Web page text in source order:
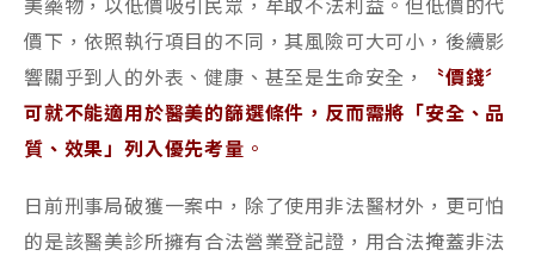
美藥物，以低價吸引民眾，牟取不法利益。但低價的代
價下，依照執行項目的不同，其風險可大可小，後續影
響關乎到人的外表、健康、甚至是生命安全，
〝價錢〞
可就不能適用於醫美的篩選條件，反而需將「安全、品
質、效果」列入優先考量 。
日前刑事局破獲一案中，除了使用非法醫材外，更可怕
的是該醫美診所擁有合法營業登記證，用合法掩蓋非法